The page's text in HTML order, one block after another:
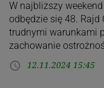
W najbliższy
odbędzie się 48. Rajd
trudnymi warunkami
zachowanie
access_time 12.11.2024 15:45